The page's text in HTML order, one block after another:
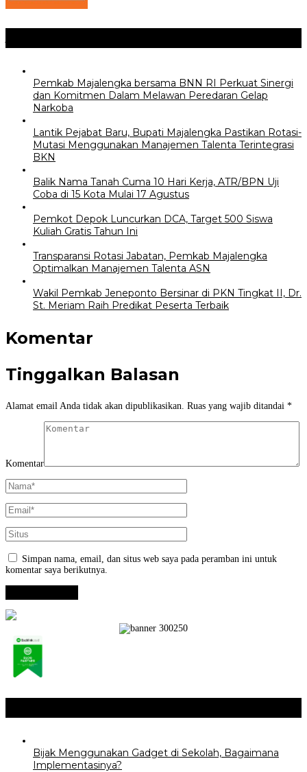
Pemkab Majalengka bersama BNN RI Perkuat Sinergi
dan Komitmen Dalam Melawan Peredaran Gelap
Narkoba
Lantik Pejabat Baru, Bupati Majalengka Pastikan Rotasi-
Mutasi Menggunakan Manajemen Talenta Terintegrasi
BKN
Balik Nama Tanah Cuma 10 Hari Kerja, ATR/BPN Uji
Coba di 15 Kota Mulai 17 Agustus
Pemkot Depok Luncurkan DCA, Target 500 Siswa
Kuliah Gratis Tahun Ini
Transparansi Rotasi Jabatan, Pemkab Majalengka
Optimalkan Manajemen Talenta ASN
Wakil Pemkab Jeneponto Bersinar di PKN Tingkat II, Dr.
St. Meriam Raih Predikat Peserta Terbaik
Komentar
Tinggalkan Balasan
Alamat email Anda tidak akan dipublikasikan. Ruas yang wajib ditandai *
Komentar
Simpan nama, email, dan situs web saya pada peramban ini untuk
komentar saya berikutnya.
Bijak Menggunakan Gadget di Sekolah, Bagaimana
Implementasinya?